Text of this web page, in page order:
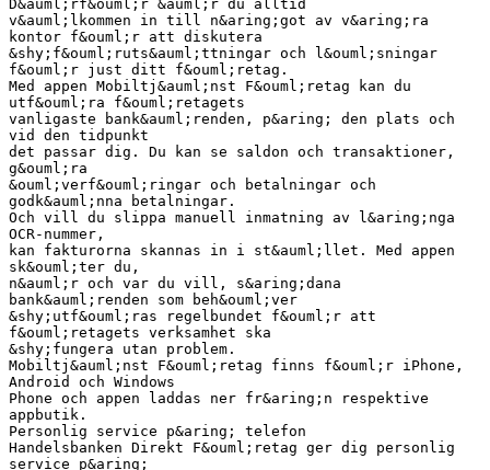
D&auml;rf&ouml;r &auml;r du alltid
v&auml;lkommen in till n&aring;got av v&aring;ra
kontor f&ouml;r att diskutera
&shy;f&ouml;ruts&auml;ttningar och l&ouml;sningar
f&ouml;r just ditt f&ouml;retag.
Med appen Mobiltj&auml;nst F&ouml;retag kan du
utf&ouml;ra f&ouml;retagets
vanligaste bank&auml;renden, p&aring; den plats och
vid den tidpunkt
det passar dig. Du kan se saldon och transaktioner,
g&ouml;ra
&ouml;verf&ouml;ringar och betalningar och
godk&auml;nna betalningar.
Och vill du slippa manuell inmatning av l&aring;nga
OCR-nummer,
kan fakturorna skannas in i st&auml;llet. Med appen
sk&ouml;ter du,
n&auml;r och var du vill, s&aring;dana
bank&auml;renden som beh&ouml;ver
&shy;utf&ouml;ras regelbundet f&ouml;r att
f&ouml;retagets verksamhet ska
&shy;fungera utan problem.
Mobiltj&auml;nst F&ouml;retag finns f&ouml;r iPhone,
Android och Windows
Phone och appen laddas ner fr&aring;n respektive
appbutik.
Personlig service p&aring; telefon
Handelsbanken Direkt F&ouml;retag ger dig personlig
service p&aring;